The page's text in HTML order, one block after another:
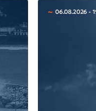
06.08.2026 -